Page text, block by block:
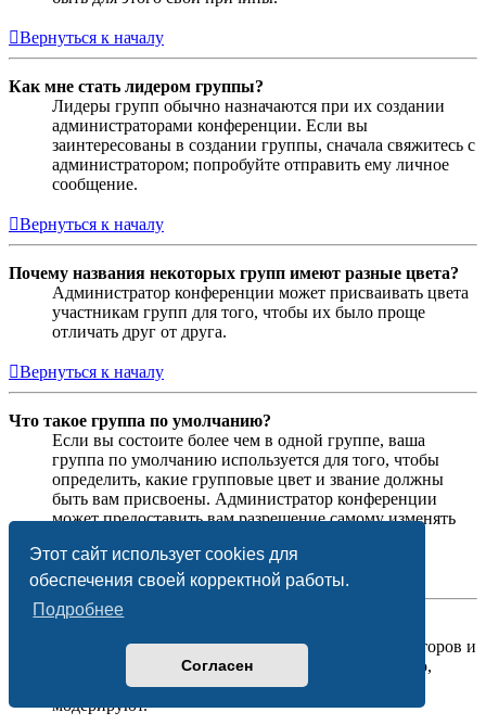
Этот сайт использует cookies для
обеспечения своей корректной работы.
Подробнее
Согласен
Вернуться к началу
Как мне стать лидером группы?
Лидеры групп обычно назначаются при их создании
администраторами конференции. Если вы
заинтересованы в создании группы, сначала свяжитесь с
администратором; попробуйте отправить ему личное
сообщение.
Вернуться к началу
Почему названия некоторых групп имеют разные цвета?
Администратор конференции может присваивать цвета
участникам групп для того, чтобы их было проще
отличать друг от друга.
Вернуться к началу
Что такое группа по умолчанию?
Если вы состоите более чем в одной группе, ваша
группа по умолчанию используется для того, чтобы
определить, какие групповые цвет и звание должны
быть вам присвоены. Администратор конференции
может предоставить вам разрешение самому изменять
Вернуться к началу
На этой странице вы найдёте список администраторов и
модераторов конференции и другую информацию,
такую как сведения о форумах, которые они
модерируют.